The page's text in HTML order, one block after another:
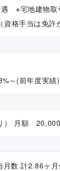
※宅地建物取
格手当は免許
～(前年度実績)
） 月額
計2.86ヶ月